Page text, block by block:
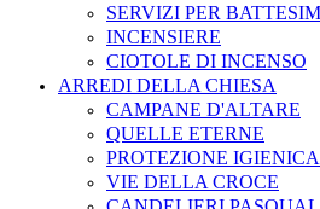
SERVIZI PER
INCENSIERE
CIOTOLE DI INCENSO
ARREDI DELLA CHIESA
CAMPANE D'ALTARE
QUELLE ETERNE
PROTEZIONE IGIENICA
VIE DELLA CROCE